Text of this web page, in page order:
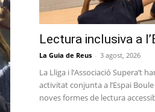
Lectura inclusiva a
La Guia de Reus - 3 agost, 2026
La Lliga i l’Associació Supera’t
activitat conjunta a l’Espai
noves formes de lectura